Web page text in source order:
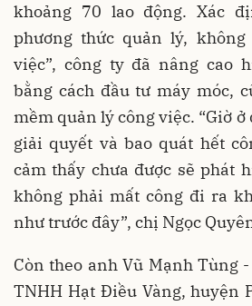
khoảng 70 lao động. Xác
phương thức quản lý, không
việc”, công ty đã nâng cao
bằng cách đầu tư máy móc,
mềm quản lý công việc. “Giờ ở
giải quyết và bao quát hết
cảm thấy chưa được sẽ phát
không phải mất công đi ra
như trước đây”, chị Ngọc
Còn theo anh Vũ Mạnh Tùng
TNHH Hạt Điều Vàng, huyện